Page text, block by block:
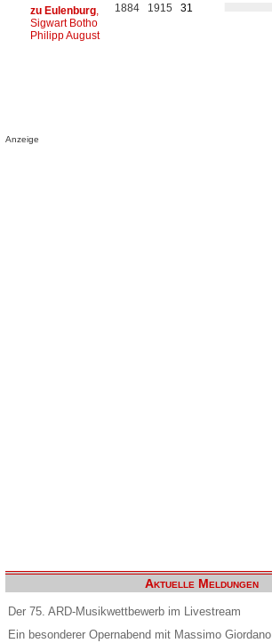
zu Eulenburg,
Sigwart Botho
Philipp August
1884 1915 31
Anzeige
Aktuelle Meldungen
Der 75. ARD-Musikwettbewerb im Livestream
Ein besonderer Opernabend mit Massimo Giordano